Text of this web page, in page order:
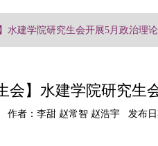
水建学院研究生会开展5月政治理
会】水建学院研究生
作者：李甜 赵常智 赵浩宇 发布